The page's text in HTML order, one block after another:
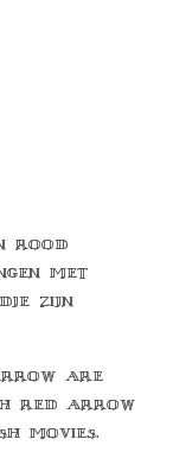
rood
met
zijn
are
red arrow
movies.